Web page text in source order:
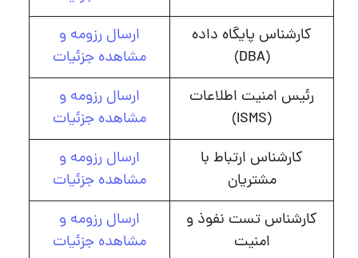
کارشناس پایگاه داده
(DBA)
ارسال رزومه و
مشاهده جزئیات
رئیس امنیت اطلاعات
(ISMS)
ارسال رزومه و
مشاهده جزئیات
کارشناس ارتباط با
مشتریان
ارسال رزومه و
مشاهده جزئیات
کارشناس تست نفوذ و
امنیت
ارسال رزومه و
مشاهده جزئیات